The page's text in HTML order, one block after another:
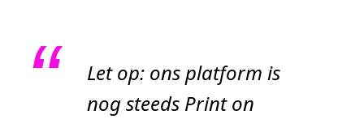
Let op: ons platform is
nog steeds Print on